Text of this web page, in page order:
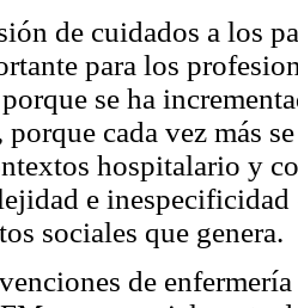
de cuidados a los
para los
se ha
porque cada vez más
hospitalario y
e
sociales que genera.
de